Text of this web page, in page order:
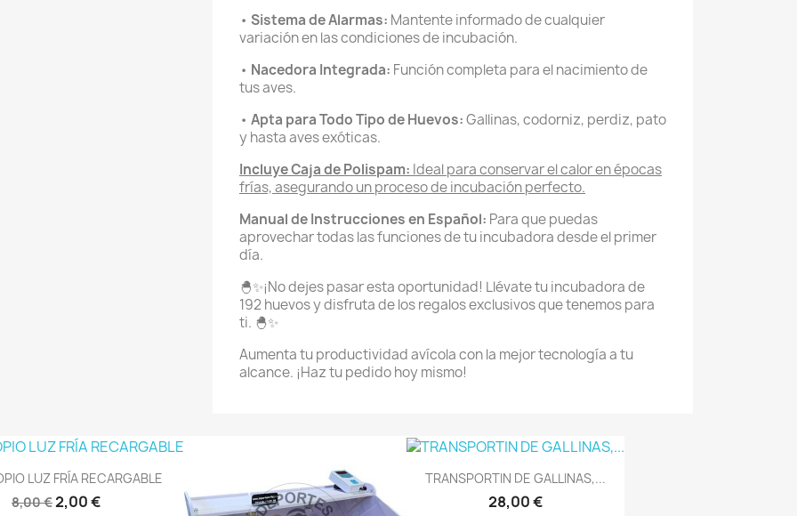
• Sistema de Alarmas: Mantente informado de cualquier
variación en las condiciones de incubación.
• Nacedora Integrada: Función completa para el nacimiento de
tus aves.
• Apta para Todo Tipo de Huevos:Gallinas, codorniz, perdiz, pato
y hasta aves exóticas.
Incluye Caja de Polispam: Ideal para conservar el calor en épocas
frías, asegurando un proceso de incubación perfecto.
Manual de Instrucciones en Español: Para que puedas
aprovechar todas las funciones de tu incubadora desde el primer
día.
🐣✨¡No dejes pasar esta oportunidad! Llévate tu incubadora de
192 huevos y disfruta de los regalos exclusivos que tenemos para
ti. 🐣✨
Aumenta tu productividad avícola con la mejor tecnología a tu
alcance. ¡Haz tu pedido hoy mismo!
LUZ FRÍA RECARGABLE
8,00 €2,00 €
TRANSPORTIN DE GALLINAS,...
28,00 €